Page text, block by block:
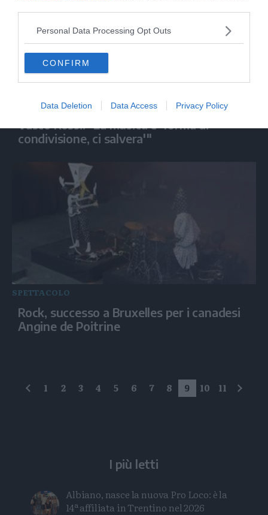
Personal Data Processing Opt Outs
CONFIRM
Data Deletion Data Access Privacy Policy
SPETTACOLO
condivisione, ci salvera'"
SPETTACOLO
Rock, successo a Bruxelles per i canadesi
Angine de Poitrine
precedente
1 2 3 4 5 6 7 8 9 10 11
I più letti
Albiano, nasce la nuova Pro Loco: è la
14ª affiliata in Trentino nel 2026